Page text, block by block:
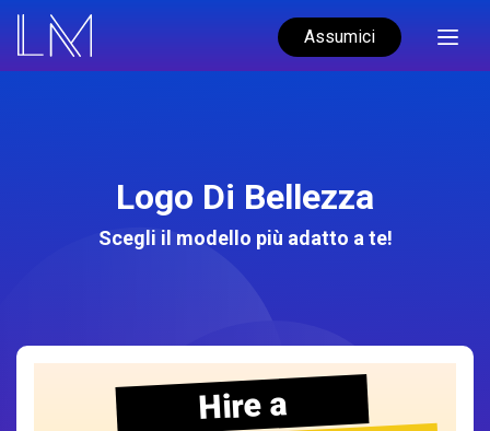
Assumici
Logo Di Bellezza
Scegli il modello più adatto a te!
Hire a